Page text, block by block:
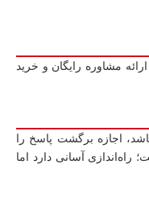
مشاوره رایگان و خرید
اجازه برگشت پاسخ را
آسانی دارد اما